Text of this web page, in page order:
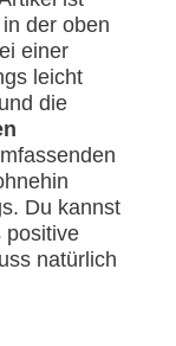
der oben
einer
leicht
die
Du kannst
positive
natürlich